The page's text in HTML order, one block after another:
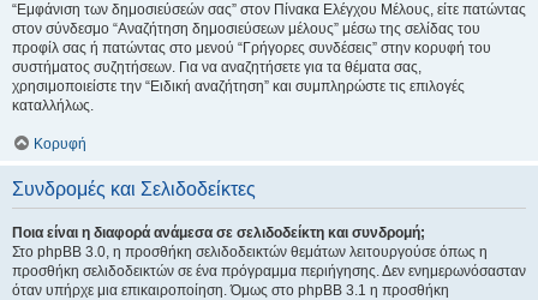
“Εμφάνιση των δημοσιεύσεών σας” στον Πίνακα Ελέγχου Μέλους, είτε πατώντας
στον σύνδεσμο “Αναζήτηση δημοσιεύσεων μέλους” μέσω της σελίδας του
προφίλ σας ή πατώντας στο μενού “Γρήγορες συνδέσεις” στην κορυφή του
συστήματος συζητήσεων. Για να αναζητήσετε για τα θέματα σας,
χρησιμοποιείστε την “Ειδική αναζήτηση” και συμπληρώστε τις επιλογές
καταλλήλως.
Κορυφή
Συνδρομές και Σελιδοδείκτες
Ποια είναι η διαφορά ανάμεσα σε σελιδοδείκτη και συνδρομή;
Στο phpBB 3.0, η προσθήκη σελιδοδεικτών θεμάτων λειτουργούσε όπως η
προσθήκη σελιδοδεικτών σε ένα πρόγραμμα περιήγησης. Δεν ενημερωνόσασταν
όταν υπήρχε μια επικαιροποίηση. Όμως στο phpBB 3.1 η προσθήκη